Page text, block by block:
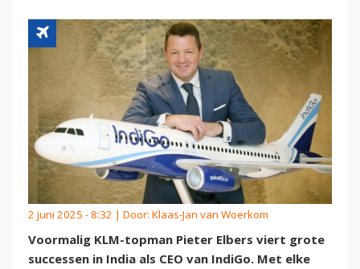
2 juni 2025 - 8:32 | Door: Klaas-Jan van Woerkom
Voormalig KLM-topman Pieter Elbers viert grote
successen in India als CEO van IndiGo. Met elke